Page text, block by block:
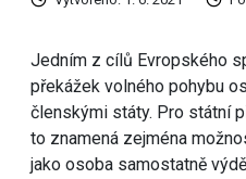
Jedním z cílů Evropského
překážek volného pohybu
členskými státy. Pro státní
to znamená zejména
jako osoba samostatně